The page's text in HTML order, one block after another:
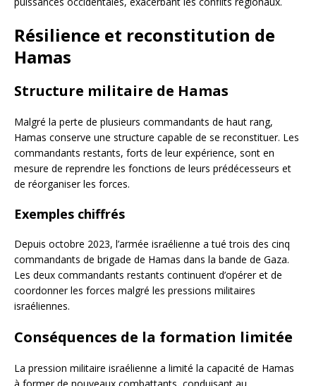
Résilience et reconstitution de
Hamas
Structure militaire de Hamas
Malgré la perte de plusieurs commandants de haut rang,
Hamas conserve une structure capable de se reconstituer. Les
commandants restants, forts de leur expérience, sont en
mesure de reprendre les fonctions de leurs prédécesseurs et
de réorganiser les forces.
Exemples chiffrés
Depuis octobre 2023, l’armée israélienne a tué trois des cinq
commandants de brigade de Hamas dans la bande de Gaza.
Les deux commandants restants continuent d’opérer et de
coordonner les forces malgré les pressions militaires
israéliennes.
Conséquences de la formation limitée
La pression militaire israélienne a limité la capacité de Hamas